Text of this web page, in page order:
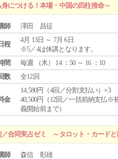
につける！本場・中国の四柱推命～
師 澤田 昌征
程
4月 13日 ～ 7月 6日
※5／4は休講となります。
間
毎週 （木） 14 ：50 ～ 16 ：10
数
全12回
金
14,580円（4回／分割支払い）×3
40,500円（12回／一括前納支払※
義開始前まで）
合同実占ゼミ ～タロット・カード
師 森信 彰雄